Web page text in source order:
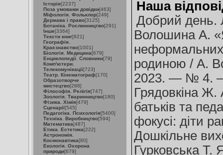
Історія[2237]
Поза умовами довідки[463]
Міфологія. Фольклор[249]
Держава і право[3125]
Ботаніка. Рослинництво[291]
Інше[3364]
Тексти книг[921]
Географія.
Краєзнавство[1001]
Біологія. Медицина[679]
Енциклопедії. Словники[79]
Комп'ютери.
Телекомунікації[723]
Театр. Кінематограф[170]
Образотворче
мистецтво[288]
Філософія. Релігія[747]
Зоологія. Тваринництво[180]
Фізика. Хімія[479]
Сценарії[545]
Педагогіка. Психологія[5400]
Техніка. Виробництво[594]
Математика[487]
Етика. Естетика[222]
Астрономія.
Космонавтика[80]
Екологія. Охорона
природи[679]
Наша
Добрий день.
Волошина А.
неформальних
родиною / А.
2023. — № 4.
Грядовкіна Ж.
батьків та
фокусі: діти
Дошкільне
Гурковська Т.